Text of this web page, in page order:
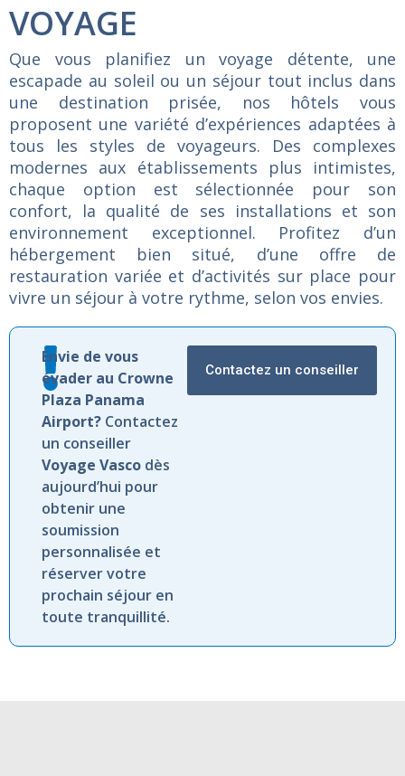
VOYAGE
Que vous planifiez un voyage détente, une
escapade au soleil ou un séjour tout inclus dans
une destination prisée, nos hôtelsvous
proposent une variété d’expériences adaptées à
tous les styles de voyageurs. Des complexes
modernes aux établissements plus intimistes,
chaque option est sélectionnée pour son
confort, la qualité de ses installations et son
environnement exceptionnel. Profitez d’un
hébergement bien situé, d’une offre de
restauration variée et d’activités sur place pour
vivre un séjour à votre rythme, selon vos envies.
Envie de vous
évader au Crowne
Plaza Panama
Airport?Contactez
un conseiller
Voyage Vascodès
aujourd’hui pour
obtenir une
soumission
personnalisée et
réserver votre
prochain séjour en
toute tranquillité.
Contactez un conseiller